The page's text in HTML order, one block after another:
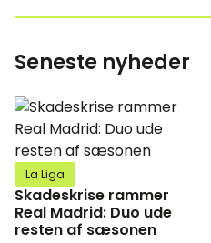
Seneste nyheder
La Liga
Skadeskrise rammer
Real Madrid: Duo ude
resten af sæsonen